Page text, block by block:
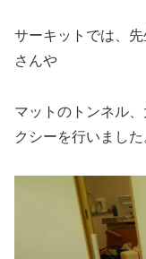
サーキットでは、
さんや
マットのトンネル
クシーを行いました